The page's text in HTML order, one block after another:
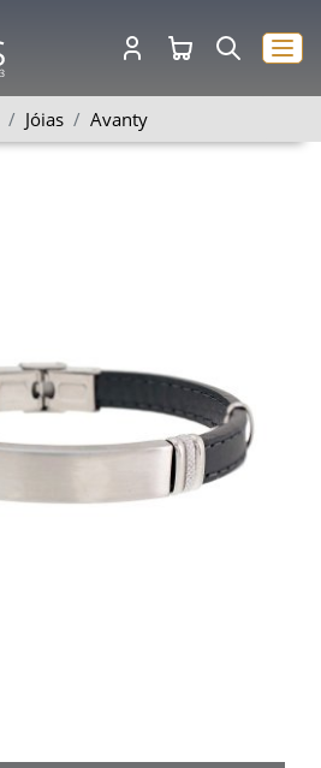
Jóias Avanty